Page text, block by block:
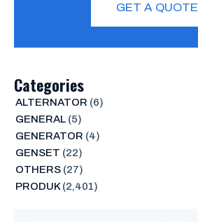
GET A QUOTE
Categories
ALTERNATOR (6)
GENERAL(5)
GENERATOR (4)
GENSET (22)
OTHERS(27)
PRODUK(2,401)